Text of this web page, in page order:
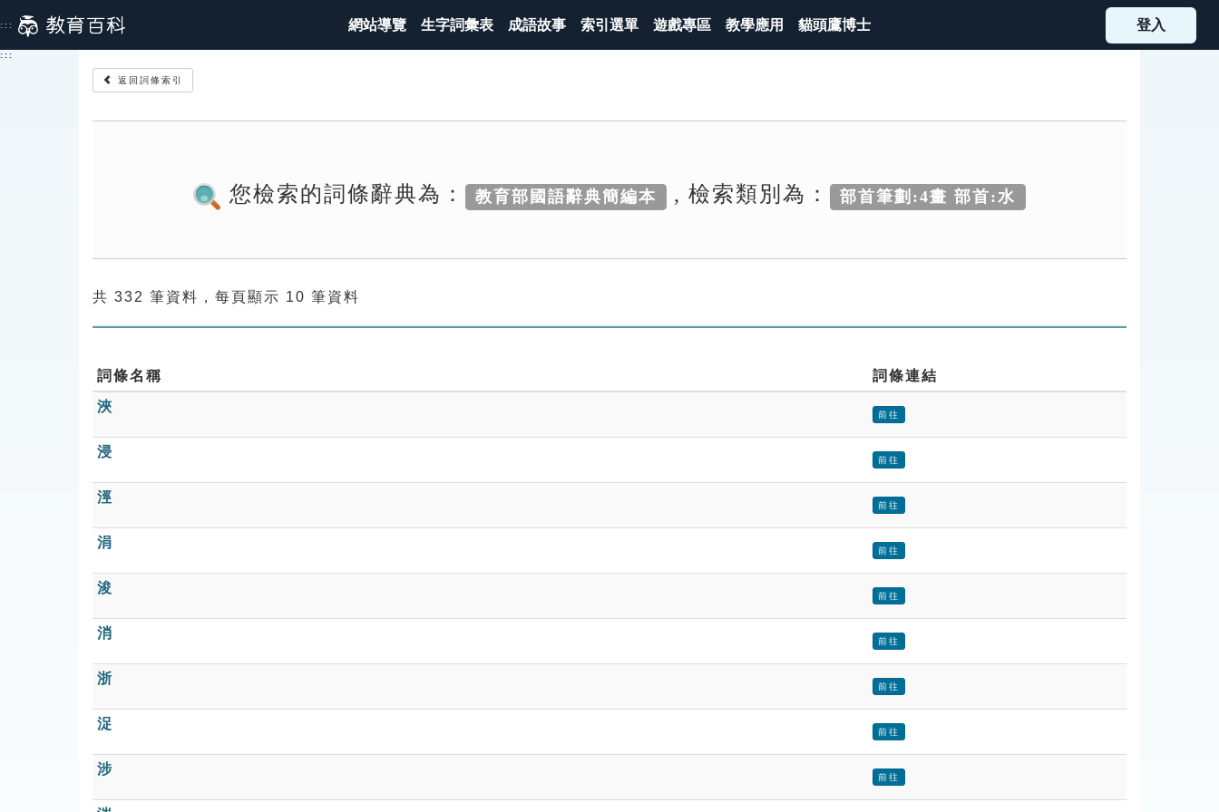
到
主
::: 網站導覽 生字詞彙表 成語故事 索引選單 遊戲專區 教學應用 貓頭鷹博士 登入
:::
返回詞條索引
您檢索的詞條辭典為： 教育部國語辭典簡編本 , 檢索類別為： 部首筆劃:4畫 部首:水
共 332 筆資料，每頁顯示 10 筆資料
詞條名稱
詞條連結
浹
前往
浸
前往
涇
前往
涓
前往
浚
前往
消
前往
浙
前往
浞
前往
涉
前往